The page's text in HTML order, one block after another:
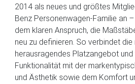
2014 als neues und größtes
Benz Personenwagen-Familie an
dem klaren Anspruch, die
neu zu definieren. So verbindet die
herausragendes Platzangebot
Funktionalität mit der
und Ästhetik sowie dem Komfort